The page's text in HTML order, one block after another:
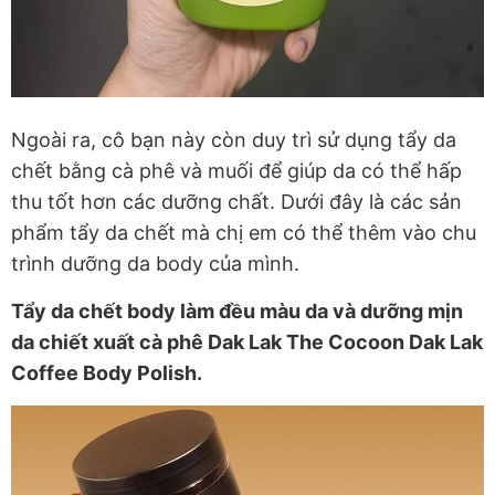
Ngoài ra, cô bạn này còn duy trì sử dụng tẩy da
chết bằng cà phê và muối để giúp da có thể hấp
thu tốt hơn các dưỡng chất. Dưới đây là các sản
phẩm tẩy da chết mà chị em có thể thêm vào chu
trình dưỡng da body của mình.
Tẩy da chết body làm đều màu da và dưỡng mịn
da chiết xuất cà phê Dak Lak The Cocoon Dak Lak
Coffee Body Polish.